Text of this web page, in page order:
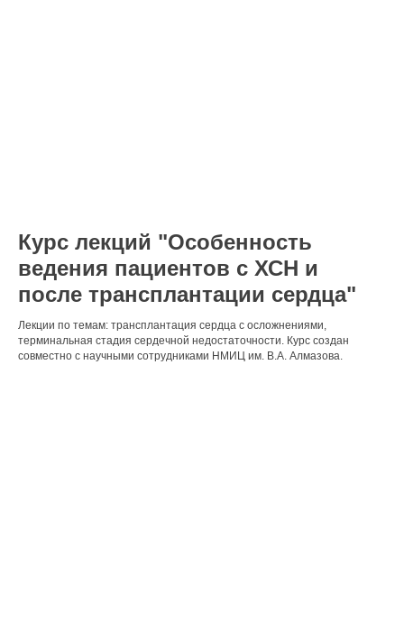
Курс лекций "Особенность
ведения пациентов с ХСН и
после трансплантации сердца"
Лекции по темам: трансплантация сердца с осложнениями,
терминальная стадия сердечной недостаточности. Курс создан
совместно с научными сотрудниками НМИЦ им. В.А. Алмазова.